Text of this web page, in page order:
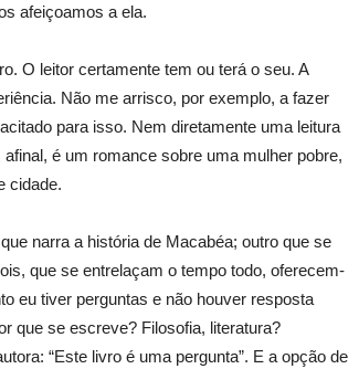
afeiçoamos a ela.
O leitor certamente tem ou terá o seu. A
Não me arrisco, por exemplo, a fazer
para isso. Nem diretamente uma leitura
é um romance sobre uma mulher pobre,
cidade.
narra a história de Macabéa; outro que se
que se entrelaçam o tempo todo, oferecem-
eu tiver perguntas e não houver resposta
que se escreve? Filosofia, literatura?
“Este livro é uma pergunta”. E a opção de